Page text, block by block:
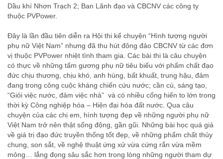
Dầu khí Nhơn Trạch 2; Ban Lãnh đạo và CBCNV các công ty
thuộc PVPower.
Đây là lần đầu tiên diễn ra Hội thi kể chuyện “Hình tượng người
phụ nữ Việt Nam” nhưng đã thu hút đông đảo CBCNV từ các đơn
vị thuộc PVPower nhiệt tình tham gia. Các bài thi là câu chuyện
có thực về những tấm gương phụ nữ tiêu biểu với phẩm chất đạo
đức chịu thương, chịu khó, anh hùng, bất khuất, trung hậu, đảm
đang trong công cuộc kháng chiến cứu nước; cần cù, sáng tạo,
“Giỏi việc nước, đảm việc nhà” và có nhiều cống hiến to lớn trong
thời kỳ Công nghiệp hóa – Hiện đại hóa đất nước. Qua câu
chuyện của các chị em, hình tượng đẹp về những người phụ nữ
Việt Nam trở nên thật sống động, gần gũi. Những bài học quá giá
về giá trị đạo đức truyền thống tốt đẹp, về những phẩm chất thủy
chung, son sắt, về nghệ thuật ứng xử vừa cứng rắn vừa mềm
mỏng… lắng đọng sâu sắc hơn trong lòng những người tham dự